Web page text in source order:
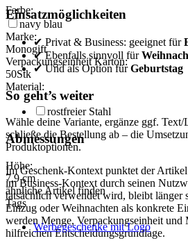
Einsatzmöglichkeiten
✔ Privat & Business: geeignet für
✔ Ebenfalls sinnvoll für
✔ Und als Option fürGeburtstag
So geht’s weiter
Wähle deine Variante, ergänze ggf.
schließe die Bestellung ab – die
Produktoptionen.
Im Geschenk-Kontext punktet der
im Business-Kontext durch seinen
tatsächlich verwendet wird, bleibt länger
Einzug oder Weihnachten als konkrete
werden Menge, Verpackungseinheit und
hilfreichen Entscheidungsgrundlage.
Farbe:
navy blau
Marke:
Monogift
Verpackungseinheit Karton:
50Stk
Material:
rostfreier Stahl
Abmessungen
Höhe:
7,9cm
ähnliche Artikel finden
Tags
Werbegeschenke mit Logo